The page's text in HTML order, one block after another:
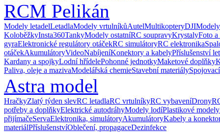
RCM Pelikán
Modely letadelLetadlaModely vrtulníkůAutelMultikopteryDJI
KoloběžkyInsta360TankyModely ostatníRC soupravyKrystalyFoto
gyraElektronické regulátory otáčekRC simulátoryRC elektronika
otáčekAkumulátoryVideoNabíjeníKonektory a kabelyPříslušenství
Kardany a spojkyLodní hřídelePohonné jednotkyMaketové doplňky
Paliva, oleje a mazivaModelářská chemieStavební materiály
Astra model
HračkyZlatý týden slevRC letadlaRC vrtulníkyRC vybaveníDrony
potřeby a doplňkyElektrické autodráhyModely lodíPlastikové modely
přijímačeServaElektronika, simulátoryAkumulátoryKabely a
materiálPříslušenstvíOblečení, propagaceDezinfekce